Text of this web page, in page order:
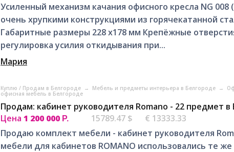
Усиленный механизм качания офисного кресла NG
очень хрупкими конструкциями из горячекатанной
Габаритные размеры 228 х178 мм Крепёжные
регулировка усилия откидывания при...
Мария
Куплю / Продам в Белгороде → Мебель и предметы интерьера в Белгороде →
офисная мебель в Белгороде
Продам: кабинет руководителя Romano - 22 предмет в
Цена 1 200 000 Р. 15789.47 $
€ 13333.33
Продаю комплект мебели - кабинет руководителя
мебели для кабинетов ROMANO использовались те